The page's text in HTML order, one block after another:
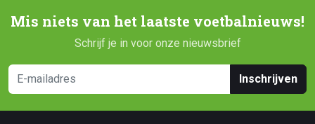
Mis niets van het laatste voetbalnieuws!
Schrijf je in voor onze nieuwsbrief
Inschrijven